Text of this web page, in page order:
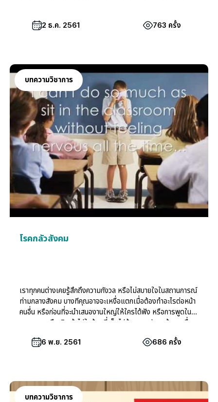
2 ธ.ค. 2561 763 ครั้ง
บทความวิชาการ
โรคกลัวสังคม
เราทุกคนต่างเคยรู้สึกถึงความกังวล หรือไม่สบายใจในสถานการณ์
ท่ามกลางสังคม บางทีคุณอาจจะเหงื่อแตกเมื่อต้องทำอะไรต่อหน้า
คนอื่น หรือก่อนที่จะนำเสนองานใหญ่ให้ใครได้ฟัง หรือการพูดในที่
สาธารณะหรือเดินเข้าไปในห้องที่เต็มไปด้วยคนแปลกหน้า ทุกเรื่อง
6 พ.ย. 2561
686 ครั้ง
บทความวิชาการ